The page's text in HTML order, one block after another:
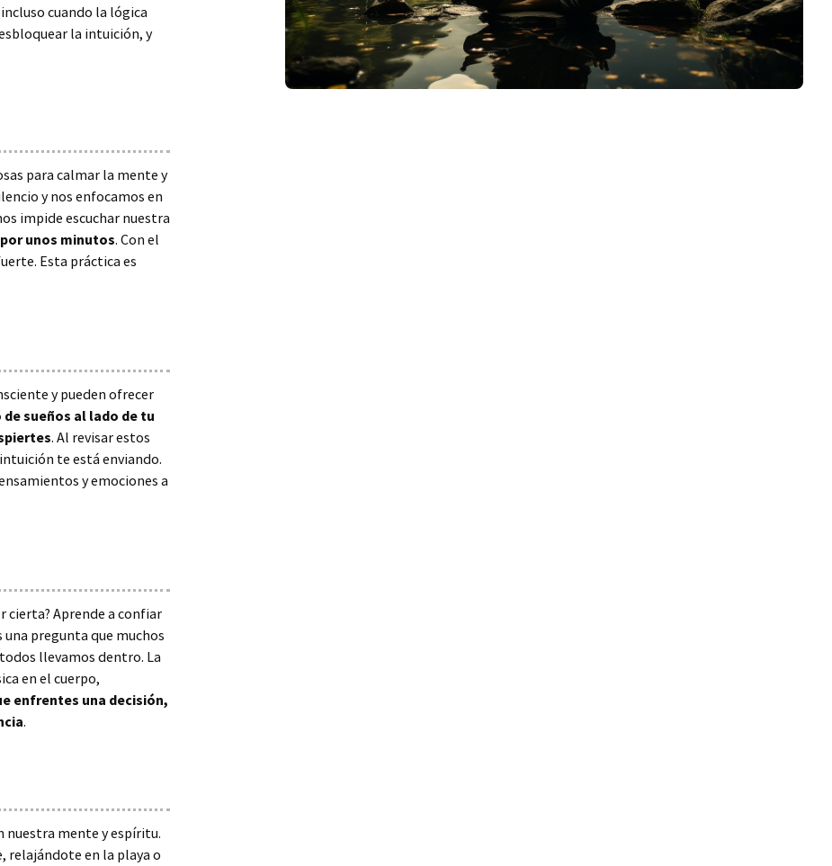
cuando la lógica
la intuición, y
para calmar la mente y
y nos enfocamos en
impide escuchar nuestra
unos minutos. Con el
Esta práctica es
y pueden ofrecer
sueños al lado de tu
. Al revisar estos
te está enviando.
y emociones a
cierta? Aprende a confiar
pregunta que muchos
llevamos dentro. La
en el cuerpo,
enfrentes una decisión,
.
nuestra mente y espíritu.
relajándote en la playa o